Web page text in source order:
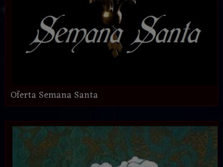
Oferta Semana Santa